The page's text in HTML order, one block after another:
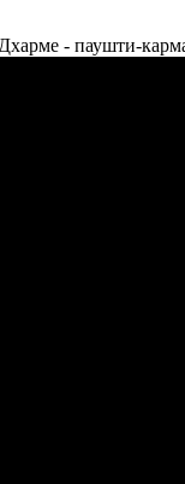
- паушти-